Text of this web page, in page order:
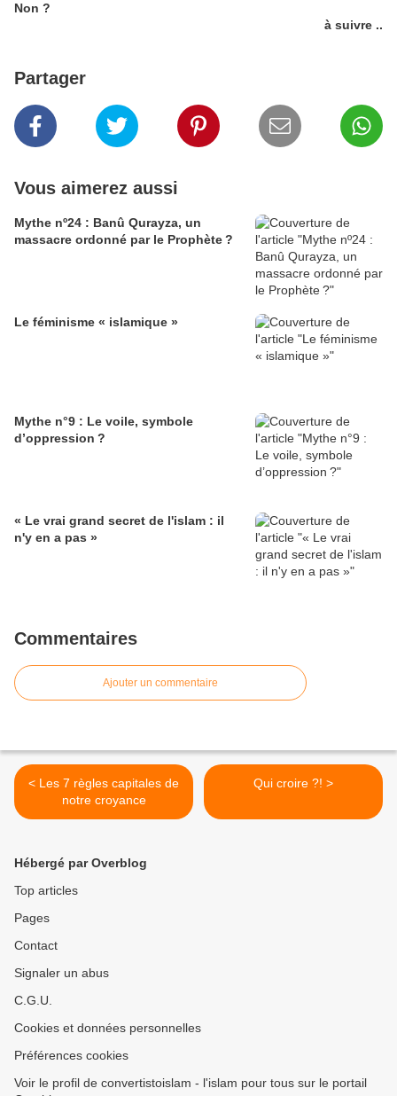
Non ?
à suivre ..
Partager
Vous aimerez aussi
Mythe nº24 : Banû Qurayza, un
massacre ordonné par le Prophète ?
Le féminisme « islamique »
Mythe n°9 : Le voile, symbole
d’oppression ?
« Le vrai grand secret de l'islam : il
n'y en a pas »
Commentaires
Ajouter un commentaire
< Les 7 règles capitales de
notre croyance
Qui croire ?! >
Hébergé par Overblog
Top articles
Pages
Contact
Signaler un abus
C.G.U.
Cookies et données personnelles
Préférences cookies
Voir le profil de convertistoislam - l'islam pour tous sur le portail